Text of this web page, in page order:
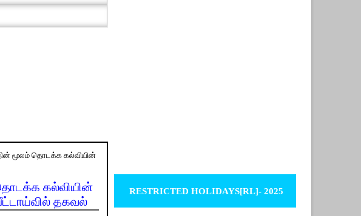
மூலம் தொடக்க கல்வியின்
கல்வியின்
தகவல்
RESTRICTED HOLIDAYS[RL]- 2025